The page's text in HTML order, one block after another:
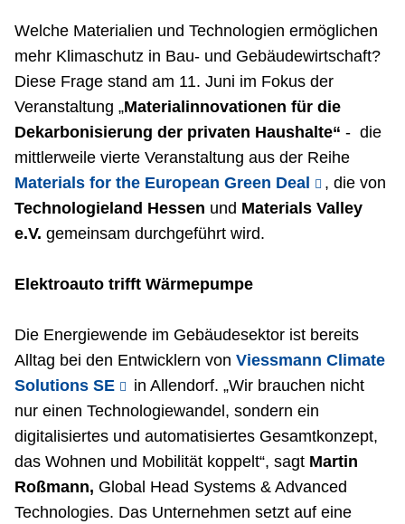
Welche Materialien und Technologien ermöglichen
mehr Klimaschutz in Bau- und Gebäudewirtschaft?
Diese Frage stand am 11. Juni im Fokus der
Veranstaltung „Materialinnovationen für die
Dekarbonisierung der privaten Haushalte“ - die
mittlerweile vierte Veranstaltung aus der Reihe
Materials for the European Green Deal
, die von
Technologieland Hessen und Materials Valley
e.V. gemeinsam durchgeführt wird.
Elektroauto trifft Wärmepumpe
Die Energiewende im Gebäudesektor ist bereits
Alltag bei den Entwicklern von Viessmann Climate
Solutions SE
in Allendorf. „Wir brauchen nicht
nur einen Technologiewandel, sondern ein
digitalisiertes und automatisiertes Gesamtkonzept,
das Wohnen und Mobilität koppelt“, sagt Martin
Roßmann, Global Head Systems & Advanced
Technologies. Das Unternehmen setzt auf eine